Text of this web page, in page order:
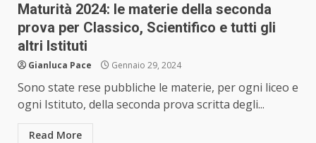
Maturità 2024: le materie della seconda
prova per Classico, Scientifico e tutti gli
altri Istituti
Gianluca Pace Gennaio 29, 2024
Sono state rese pubbliche le materie, per ogni liceo e
ogni Istituto, della seconda prova scritta degli...
Read More